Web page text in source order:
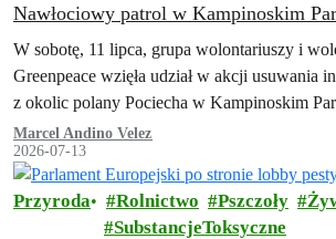
Nawłociowy patrol w Kampinoskim
W sobotę, 11 lipca, grupa wolontariuszy i
Greenpeace wzięła udział w akcji usuwania
z okolic polany Pociecha w Kampinoskim
Marcel Andino Velez
2026-07-13
Przyroda Rolnictwo Pszczoły
SubstancjeToksyczne